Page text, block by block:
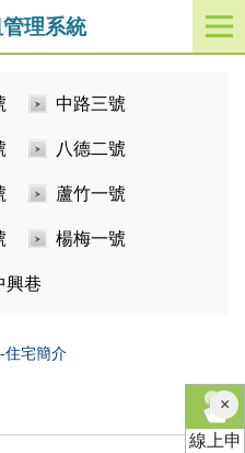
理系統
開
啟
中路三號
八德二號
蘆竹一號
楊梅一號
興巷
住宅簡介
×關
閉
線上申